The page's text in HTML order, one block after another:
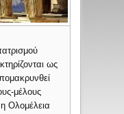
ως
μέλους
Ολομέλεια